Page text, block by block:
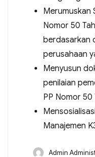
Merumuskan
Nomor 50
berdasarkan
perusahaan
Menyusun
penilaian
PP Nomor 50
Manajemen
Admin